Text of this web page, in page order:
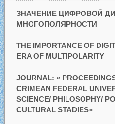
ЗНАЧЕНИЕ ЦИФРОВОЙ
МНОГОПОЛЯРНОСТИ
THE IMPORTANCE OF
ERA OF MULTIPOLARITY
JOURNAL: «
CRIMEAN FEDERAL
SCIENCE/ PHILOSOPHY/
CULTURAL STADIES»